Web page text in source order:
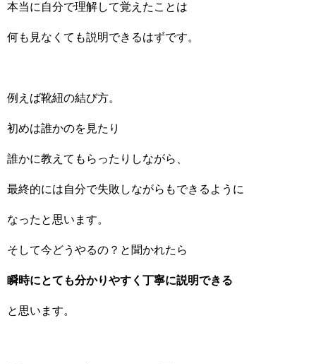
本当に自分で理解して覚えたことは
何も見なくても説明できるはずです。
例えば靴紐の結び方。
初めは誰かのを見たり
誰かに教えてもらったりしながら、
最終的には自分で失敗しながらもできるように
なったと思います。
そして今どうやるの？と聞かれたら
瞬時にとても分かりやすく丁寧に説明できる
と思います。